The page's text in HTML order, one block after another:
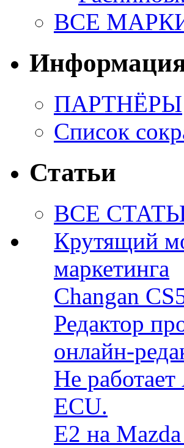
ВСЕ
ПАРТНЁРЫ
Список
Статьи
ВСЕ
Крутящий
маркетинга
Changan
Редактор
онлайн-
Не
ECU.
E2 на